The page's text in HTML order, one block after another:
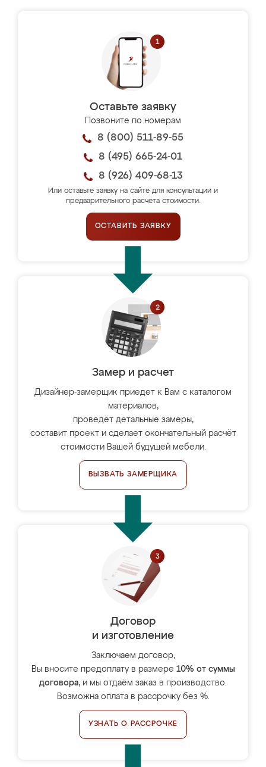
Оставьте заявку
Позвоните по номерам
8 (800) 511-89-55
8 (495) 665-24-01
8 (926) 409-68-13
Или оставьте заявку на сайте для консультации и
предварительного расчёта стоимости.
ОСТАВИТЬ ЗАЯВКУ
Замер и расчет
Дизайнер-замерщик приедет к Вам с каталогом
материалов,
проведёт детальные замеры,
составит проект и сделает окончательный расчёт
стоимости Вашей будущей мебели.
ВЫЗВАТЬ ЗАМЕРЩИКА
Договор
и изготовление
Заключаем договор,
Вы вносите предоплату в размере 10% от суммы
договора, и мы отдаём заказ в производство.
Возможна оплата в рассрочку без %.
УЗНАТЬ О РАССРОЧКЕ